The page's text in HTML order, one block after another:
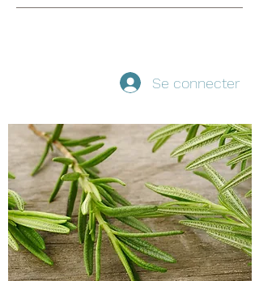
Se connecter